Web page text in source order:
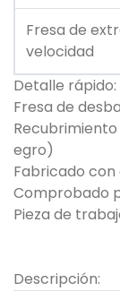
Fresa de
velocidad
Detalle rápido:
Fresa de
Recubrimiento
egro)
Fabricado con
Comprobado
Pieza de
Descripción: